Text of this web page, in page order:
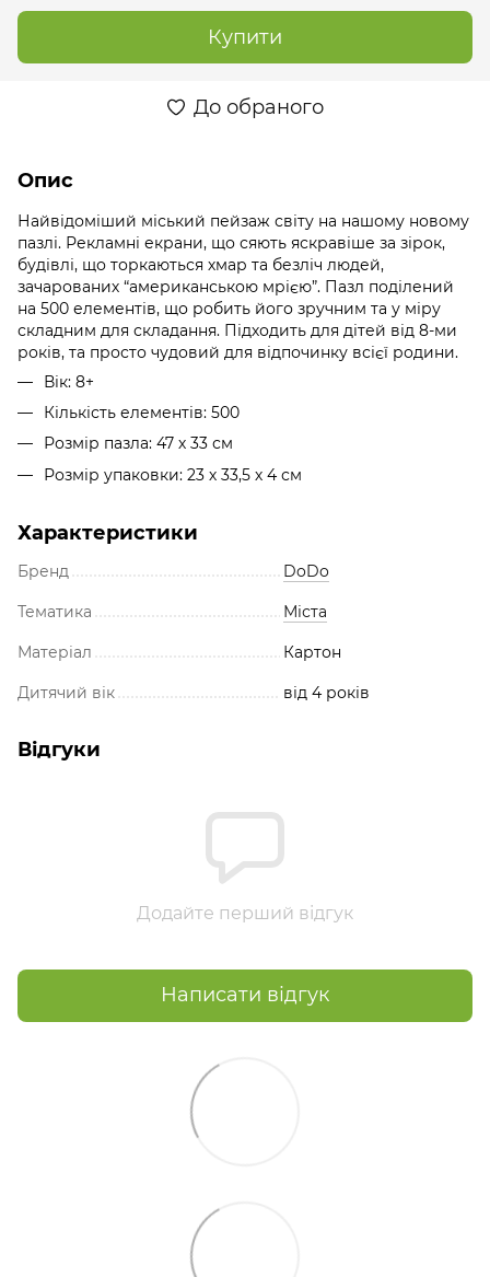
Купити
До обраного
Опис
Найвідоміший міський пейзаж світу на нашому новому
пазлі. Рекламні екрани, що сяють яскравіше за зірок,
будівлі, що торкаються хмар та безліч людей,
зачарованих “американською мрією”. Пазл поділений
на 500 елементів, що робить його зручним та у міру
складним для складання. Підходить для дітей від 8-ми
років, та просто чудовий для відпочинку всієї родини.
Вік: 8+
Кількість елементів: 500
Розмір пазла: 47 х 33 см
Розмір упаковки: 23 х 33,5 х 4 см
Характеристики
Бренд DoDo
Тематика Міста
Матеріал Картон
Дитячий вік від 4 років
Відгуки
Додайте перший відгук
Написати відгук